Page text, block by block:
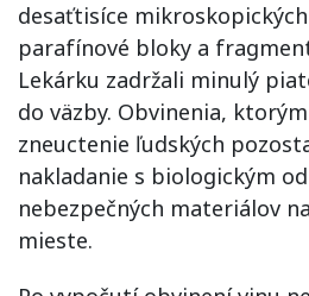
desaťtisíce
parafínové bloky a
Lekárku zadržali minulý
do väzby. Obvinenia,
zneuctenie ľudských
nakladanie s biologickým
nebezpečných materiálov
mieste.